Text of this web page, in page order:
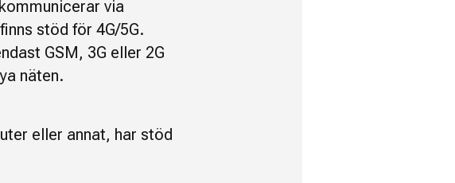
via
stöd för 4G/5G.
GSM, 3G eller 2G
näten.
eller annat, har stöd